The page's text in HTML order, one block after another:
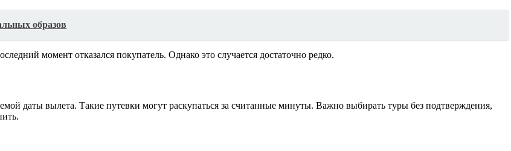
образов
момент отказался покупатель. Однако это случается достаточно редко.
даты вылета. Такие путевки могут раскупаться за считанные минуты. Важно выбирать туры без подтверждения,